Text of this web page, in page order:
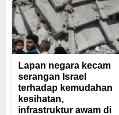
Lapan negara kecam
serangan Israel
terhadap kemudahan
kesihatan,
infrastruktur awam di